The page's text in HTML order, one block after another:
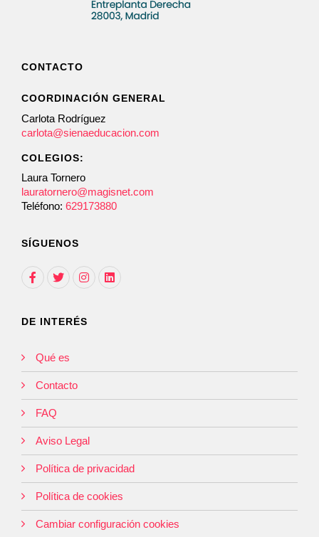
CONTACTO
COORDINACIÓN GENERAL
Carlota Rodríguez
carlota@sienaeducacion.com
COLEGIOS:
Laura Tornero
lauratornero@magisnet.com
Teléfono: 629173880
SÍGUENOS
DE INTERÉS
Qué es
Contacto
FAQ
Aviso Legal
Política de privacidad
Política de cookies
Cambiar configuración cookies